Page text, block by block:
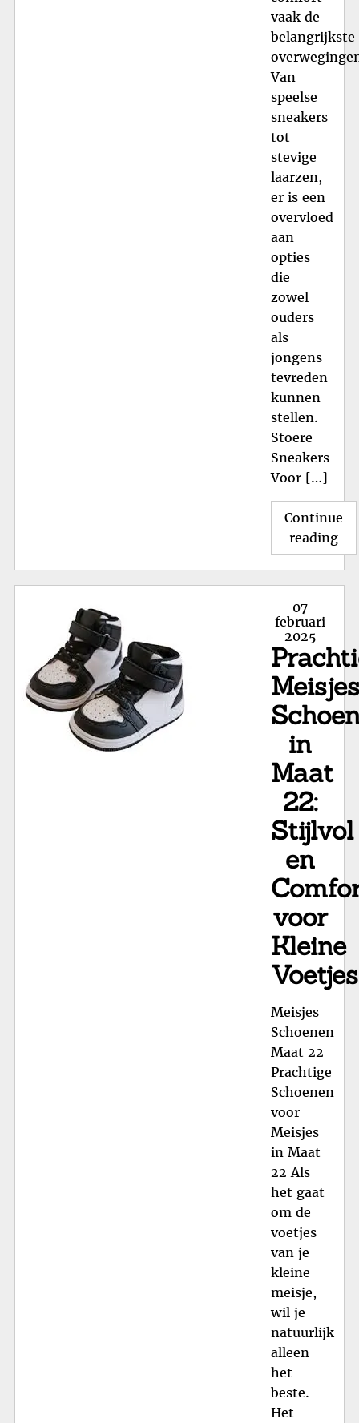
vaak de
belangrijkste
Van
speelse
sneakers
tot
stevige
laarzen,
er is een
overvloed
aan
opties
die
zowel
ouders
als
jongens
tevreden
kunnen
stellen.
Stoere
Sneakers
Voor […]
Continue
reading
Posted
on
07
februari
2025
Meisjes
in
Maat
22:
Stijlvol
en
voor
Kleine
Voetjes
Meisjes
Schoenen
Maat 22
Prachtige
Schoenen
voor
Meisjes
in Maat
22 Als
het gaat
om de
voetjes
van je
kleine
meisje,
wil je
natuurlijk
alleen
het
beste.
Het